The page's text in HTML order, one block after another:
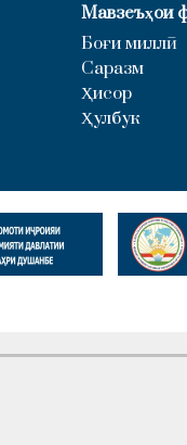
Мавзеъҳои
Боғи миллӣ
Саразм
Ҳисор
Ҳулбук